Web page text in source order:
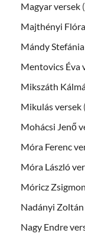
Magyar versek
Majthényi
Mándy
Mentovics Éva
Mikszáth
Mikulás versek
Mohácsi Jenő
Móra Ferenc
Móra László
Móricz
Nadányi
Nagy Endre